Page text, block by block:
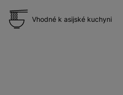
Vhodné k asijské kuchyni